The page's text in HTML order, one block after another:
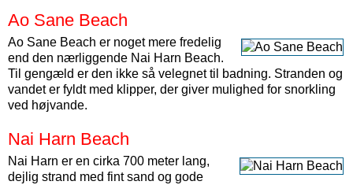
Ao Sane Beach
Ao Sane Beach er noget mere fredelig
end den nærliggende Nai Harn Beach.
Til gengæld er den ikke så velegnet til badning. Stranden og
vandet er fyldt med klipper, der giver mulighed for snorkling
ved højvande.
Nai Harn Beach
Nai Harn er en cirka 700 meter lang,
dejlig strand med fint sand og gode